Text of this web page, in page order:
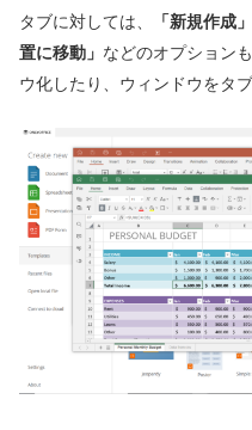
タブに対しては、 「新規作成」
置に移動」 などのオプション
ウ化したり、ウィンドウをタ